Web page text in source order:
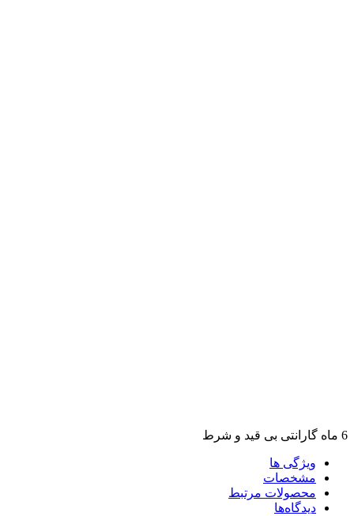
6 ماه گارانتی بی قید و شرط
ویژگی ها
مشخصات
محصولات مرتبط
دیدگاه‌ها